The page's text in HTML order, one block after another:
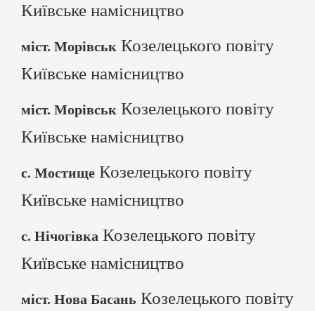
Київське намісництво
міст. Морівськ Козелецького повіту
Київське намісництво
міст. Морівськ Козелецького повіту
Київське намісництво
с. Мостище Козелецького повіту
Київське намісництво
с. Нічогівка Козелецького повіту
Київське намісництво
міст. Нова Басань Козелецького повіту